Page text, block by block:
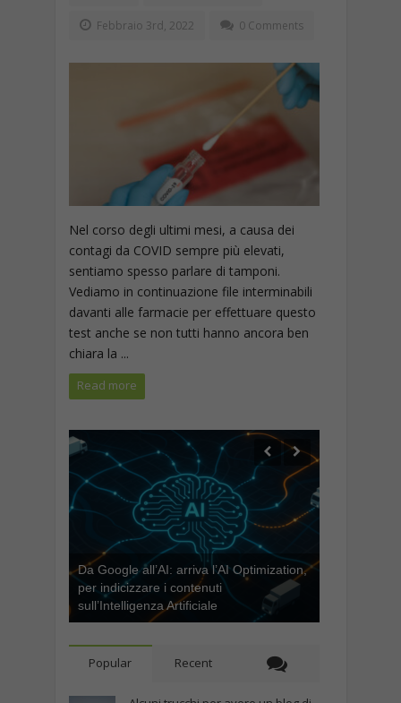
Febbraio 3rd, 2022 0 Comments
Nel corso degli ultimi mesi, a causa dei
contagi da COVID sempre più elevati,
sentiamo spesso parlare di tamponi.
Vediamo in continuazione file interminabili
davanti alle farmacie per effettuare questo
test anche se non tutti hanno ancora ben
chiara la ...
Read more
Da Google all’AI: arriva l’AI Optimization,
per indicizzare i contenuti
sull’Intelligenza Artificiale
Popular Recent